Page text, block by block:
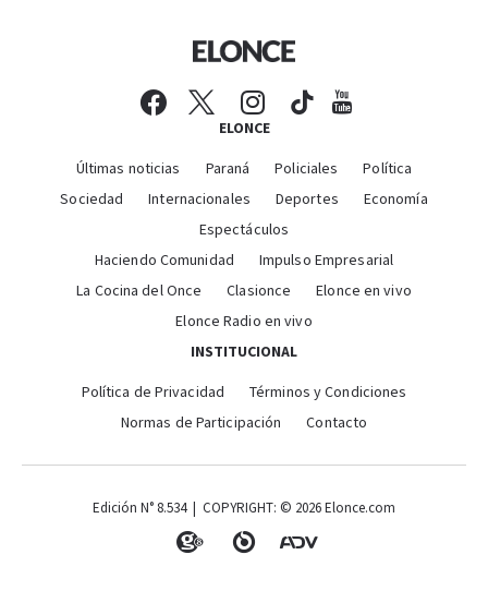
ELONCE
Últimas noticias Paraná Policiales
Política
Sociedad
Internacionales Deportes
Economía
Espectáculos
Haciendo Comunidad
Impulso Empresarial
La Cocina del Once
Clasionce
Elonce en vivo
Elonce Radio en vivo
INSTITUCIONAL
Política de Privacidad
Términos y Condiciones
Normas de Participación
Contacto
Edición N° 8.534 | COPYRIGHT: © 2026 Elonce.com